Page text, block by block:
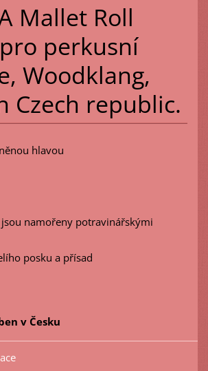
Mallet Roll
perkusní
Woodklang,
Czech republic.
hlavou
namořeny potravinářskými
posku a přísad
v Česku